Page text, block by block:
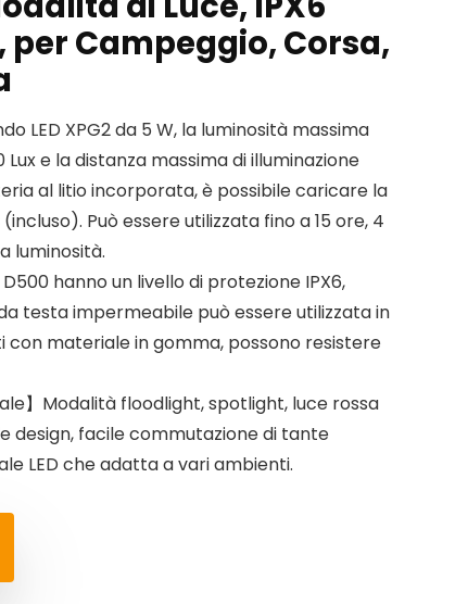
Campeggio, Corsa,
LED XPG2 da 5 W, la luminosità massima
e la distanza massima di illuminazione
al litio incorporata, è possibile caricare la
Può essere utilizzata fino a 15 ore, 4
luminosità.
hanno un livello di protezione IPX6,
testa impermeabile può essere utilizzata in
con materiale in gomma, possono resistere
】Modalità floodlight, spotlight, luce rossa
design, facile commutazione di tante
LED che adatta a vari ambienti.